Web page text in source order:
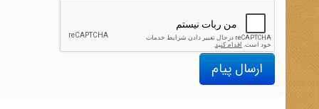
ارسال پیام